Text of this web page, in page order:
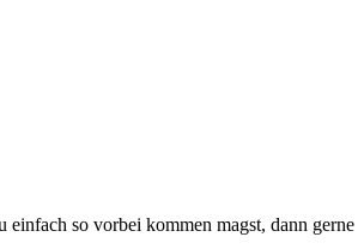
so vorbei kommen magst, dann gerne